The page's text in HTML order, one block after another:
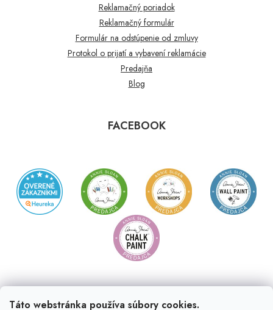
Táto webstránka používa súbory cookies.
Reklamačný poriadok
Reklamačný formulár
Formulár na odstúpenie od zmluvy
Protokol o prijatí a vybavení reklamácie
Predajňa
Blog
FACEBOOK